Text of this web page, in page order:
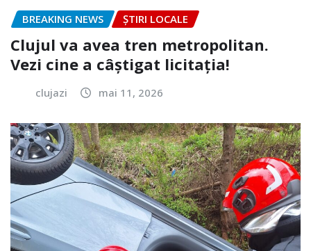
BREAKING NEWS ȘTIRI LOCALE
Clujul va avea tren metropolitan.
Vezi cine a câștigat licitația!
clujazi mai 11, 2026